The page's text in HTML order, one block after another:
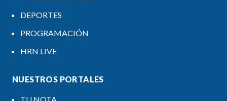
DEPORTES
PROGRAMACIÓN
HRN LIVE
NUESTROS PORTALES
TU NOTA